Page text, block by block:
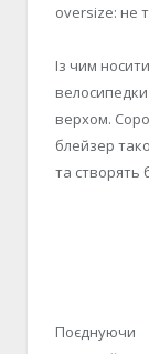
oversize: не
Із чим
верхом.
блейзер
та створять
Поєднуючи